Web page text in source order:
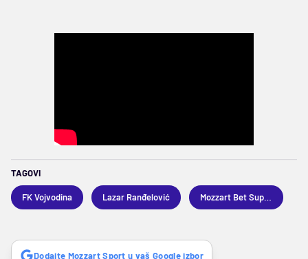
TAGOVI
FK Vojvodina Lazar Ranđelović
Dodajte Mozzart Sport u vaš Google izbor